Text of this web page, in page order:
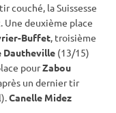
tircouché, la Suissesse
. Une deuxième place
Buffet, troisième
Dautheville (13/15)
pourZabou
un dernier tir
Canelle Midez